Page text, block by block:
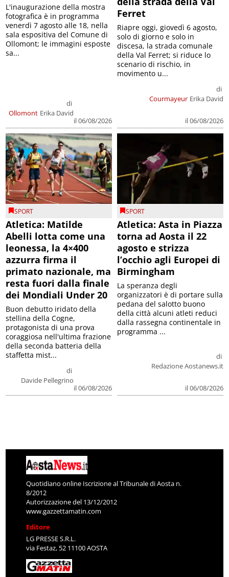
Ollomont
di
Erika David
il 06/08/2026
L'inaugurazione della mostra
fotografica è in programma
venerdì 7 agosto alle 18, nella
sala espositiva del Comune di
Ollomont; le immagini esposte
sa...
Ferret
Courmayeur
di
Erika David
il 06/08/2026
Riapre oggi, giovedì 6 agosto,
solo di giorno e solo in
discesa, la strada comunale
della Val Ferret; si riduce lo
scenario di rischio, in
movimento u...
SPORT
Atletica: Matilde
Abelli lotta come una
leonessa, la 4×400
azzurra firma il
primato nazionale, ma
resta fuori dalla finale
dei Mondiali Under 20
di
Davide Pellegrino
il 06/08/2026
Buon debutto iridato della
stellina della Cogne,
protagonista di una prova
coraggiosa nell'ultima frazione
della seconda batteria della
staffetta mist...
SPORT
Atletica: Asta in Piazza
torna ad Aosta il 22
agosto e strizza
l’occhio agli Europei di
Birmingham
di
Redazione Aostanews.it
il 06/08/2026
La speranza degli
organizzatori è di portare sulla
pedana del salotto buono
della città alcuni atleti reduci
dalla rassegna continentale in
programma ...
Quotidiano online Iscrizione al Tribunale di Aosta n.
8/2012
Autorizzazione del 13/12/2012
www.gazzettamatin.com
Editore
LG PRESSE S.R.L.
via Festaz, 52 11100 AOSTA